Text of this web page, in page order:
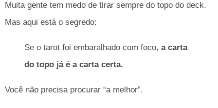
Muita gente tem medo de tirar sempre do topo do deck.
Mas aqui está o segredo:
Se o tarot foi embaralhado com foco, a carta
do topo já é a carta certa.
Você não precisa procurar “a melhor”.